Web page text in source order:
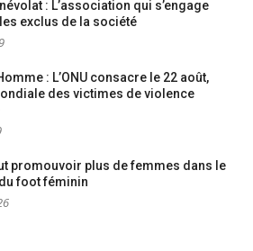
: L’association qui s’engage
exclus de la société
: L’ONU consacre le 22 août,
des victimes de violence
promouvoir plus de femmes dans le
foot féminin